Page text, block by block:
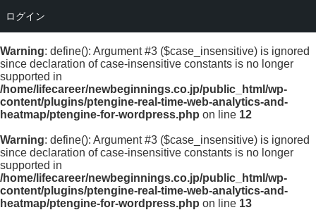
Warning: define(): Argument #3 ($case_insensitive) is ignored
since declaration of case-insensitive constants is no longer
supported in
/home/lifecareer/newbeginnings.co.jp/public_html/wp-
content/plugins/ptengine-real-time-web-analytics-and-
heatmap/ptengine-for-wordpress.php on line 12
Warning: define(): Argument #3 ($case_insensitive) is ignored
since declaration of case-insensitive constants is no longer
supported in
/home/lifecareer/newbeginnings.co.jp/public_html/wp-
content/plugins/ptengine-real-time-web-analytics-and-
heatmap/ptengine-for-wordpress.php on line 13
ログイン